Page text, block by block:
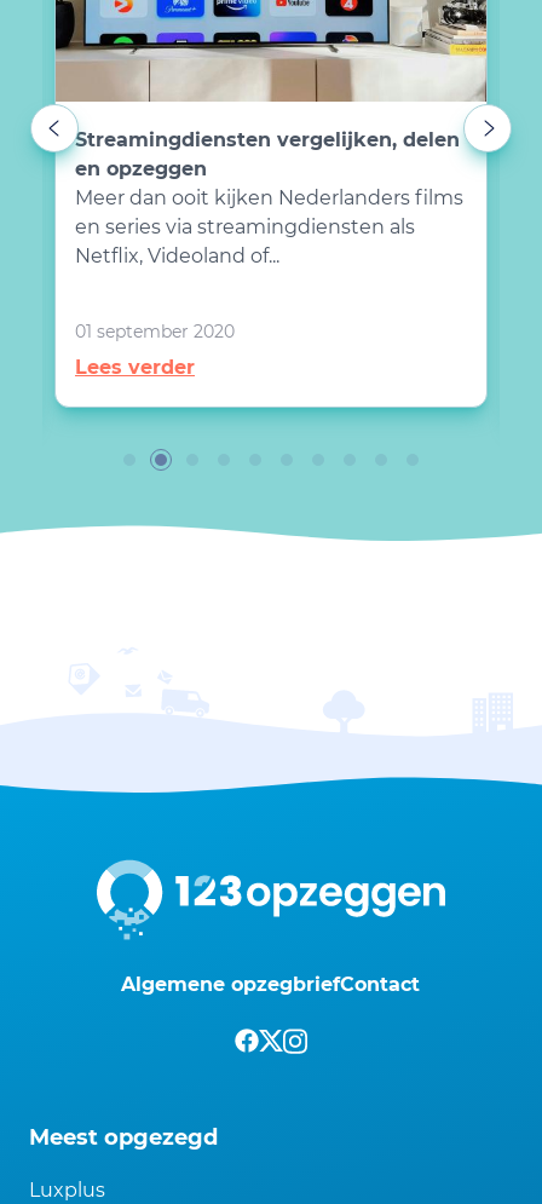
Streamingdiensten vergelijken, delen
en opzeggen
Meer dan ooit kijken Nederlanders films
en series via streamingdiensten als
Netflix, Videoland of...
01 september 2020
Lees verder
Algemene opzegbriefContact
Meest opgezegd
Luxplus